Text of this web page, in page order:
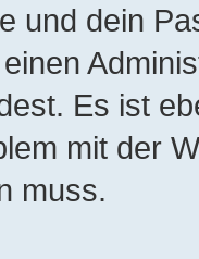
und dein
Es ist
mit der
muss.